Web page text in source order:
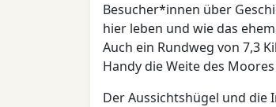
Besucher*innen über
hier leben und wie das
Auch ein Rundweg von 7,3
Handy die Weite des
Der Aussichtshügel und die